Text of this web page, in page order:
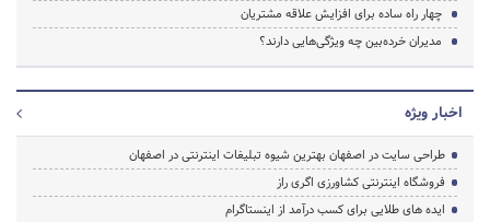
چهار راه ساده برای افزایش علاقه مشتریان
مدیران خرده‌بین چه ویژگی‌هایی دارند؟
اخبار ویژه
طراحی سایت در اصفهان بهترین شیوه تبلیغات اینترنتی در اصفهان
فروشگاه اینترنتی کشاورزی اگری راز
ایده های طلایی برای کسب درآمد از اینستاگرام